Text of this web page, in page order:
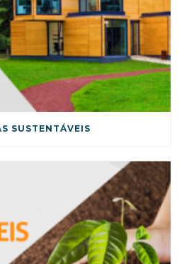
SUSTENTÁVEIS